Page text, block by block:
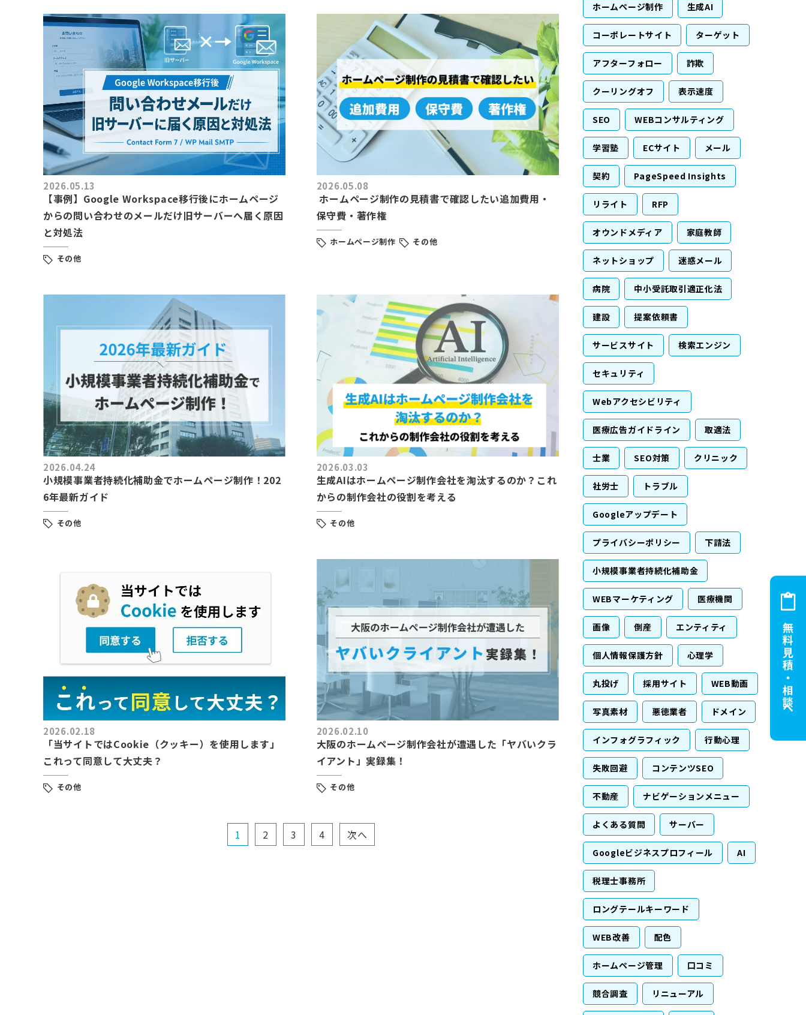
2026.05.13
【事例】Google Workspace移行後にホームページ
からの問い合わせのメールだけ旧サーバーへ届く原因
と対処法
その他
2026.05.08
ホームページ制作の見積書で確認したい追加費用・
保守費・著作権
ホームページ制作 その他
2026.04.24
小規模事業者持続化補助金でホームページ制作！202
6年最新ガイド
その他
2026.03.03
生成AIはホームページ制作会社を淘汰するのか？これ
からの制作会社の役割を考える
その他
2026.02.18
「当サイトではCookie（クッキー）を使用します」
これって同意して大丈夫？
その他
2026.02.10
大阪のホームページ制作会社が遭遇した「ヤバいクラ
イアント」実録集！
その他
1 2 3 4 次へ
ホームページ制作 生成AI
コーポレートサイト ターゲット
アフターフォロー 詐欺
クーリングオフ 表示速度
SEO WEBコンサルティング
学習塾 ECサイト メール
契約 PageSpeed Insights
リライト RFP
オウンドメディア 家庭教師
ネットショップ 迷惑メール
病院 中小受託取引適正化法
建設 提案依頼書
サービスサイト 検索エンジン
セキュリティ
Webアクセシビリティ
医療広告ガイドライン 取適法
士業 SEO対策 クリニック
社労士 トラブル
Googleアップデート
プライバシーポリシー 下請法
小規模事業者持続化補助金
WEBマーケティング 医療機関
画像 倒産 エンティティ
個人情報保護方針 心理学
丸投げ 採用サイト WEB動画
写真素材 悪徳業者 ドメイン
インフォグラフィック 行動心理
失敗回避 コンテンツSEO
不動産 ナビゲーションメニュー
よくある質問 サーバー
Googleビジネスプロフィール AI
税理士事務所
ロングテールキーワード
WEB改善 配色
ホームページ管理 口コミ
競合調査 リニューアル
無料見積・相談へ